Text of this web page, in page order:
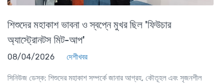
শিশুদের মহাকাশ ভাবনা ও স্বপ্নে মুখর ছিল 'ফিউচার
অ্যাস্ট্রোনটস মিট-আপ'
08/04/2026 দেশীখবর
সিনিউজ ডেস্ক: শিশুদের মহাকাশ সম্পর্কে জানার আগ্রহ, কৌতূহল এবং সৃজনশীল